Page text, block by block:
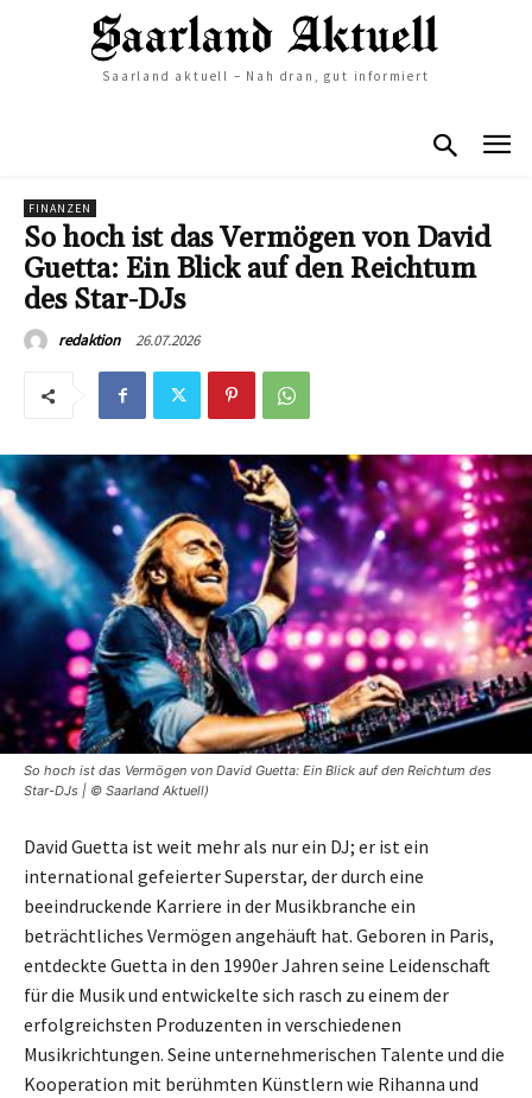
Saarland aktuell – Nah dran, gut informiert
FINANZEN
So hoch ist das Vermögen von David
Guetta: Ein Blick auf den Reichtum
des Star-DJs
redaktion 26.07.2026
So hoch ist das Vermögen von David Guetta: Ein Blick auf den Reichtum des
Star-DJs | © Saarland Aktuell)
David Guetta ist weit mehr als nur ein DJ; er ist ein
international gefeierter Superstar, der durch eine
beeindruckende Karriere in der Musikbranche ein
beträchtliches Vermögen angehäuft hat. Geboren in Paris,
entdeckte Guetta in den 1990er Jahren seine Leidenschaft
für die Musik und entwickelte sich rasch zu einem der
erfolgreichsten Produzenten in verschiedenen
Musikrichtungen. Seine unternehmerischen Talente und die
Kooperation mit berühmten Künstlern wie Rihanna und